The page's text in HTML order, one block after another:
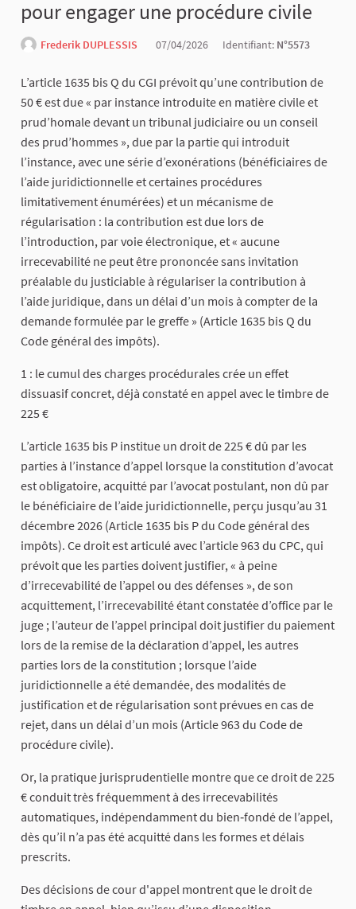
pour engager une procédure civile
Frederik DUPLESSIS 07/04/2026 Identifiant: N°5573
L’article 1635 bis Q du CGI prévoit qu’une contribution de
50 € est due « par instance introduite en matière civile et
prud’homale devant un tribunal judiciaire ou un conseil
des prud’hommes », due par la partie qui introduit
l’instance, avec une série d’exonérations (bénéficiaires de
l’aide juridictionnelle et certaines procédures
limitativement énumérées) et un mécanisme de
régularisation : la contribution est due lors de
l’introduction, par voie électronique, et « aucune
irrecevabilité ne peut être prononcée sans invitation
préalable du justiciable à régulariser la contribution à
l’aide juridique, dans un délai d’un mois à compter de la
demande formulée par le greffe » (Article 1635 bis Q du
Code général des impôts).
1 : le cumul des charges procédurales crée un effet
dissuasif concret, déjà constaté en appel avec le timbre de
225 €
L’article 1635 bis P institue un droit de 225 € dû par les
parties à l’instance d’appel lorsque la constitution d’avocat
est obligatoire, acquitté par l’avocat postulant, non dû par
le bénéficiaire de l’aide juridictionnelle, perçu jusqu’au 31
décembre 2026 (Article 1635 bis P du Code général des
impôts). Ce droit est articulé avec l’article 963 du CPC, qui
prévoit que les parties doivent justifier, « à peine
d’irrecevabilité de l’appel ou des défenses », de son
acquittement, l’irrecevabilité étant constatée d’office par le
juge ; l’auteur de l’appel principal doit justifier du paiement
lors de la remise de la déclaration d’appel, les autres
parties lors de la constitution ; lorsque l’aide
juridictionnelle a été demandée, des modalités de
justification et de régularisation sont prévues en cas de
rejet, dans un délai d’un mois (Article 963 du Code de
procédure civile).
Or, la pratique jurisprudentielle montre que ce droit de 225
€ conduit très fréquemment à des irrecevabilités
automatiques, indépendamment du bien‑fondé de l’appel,
dès qu’il n’a pas été acquitté dans les formes et délais
prescrits.
Des décisions de cour d'appel montrent que le droit de